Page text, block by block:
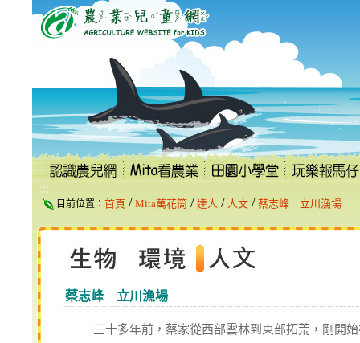
到
內
容
區
:::
目前位置： 首頁 / Mita萬花筒 / 達人 / 人文 / 蔡志峰 立川漁場
蔡志峰 立川漁場
三十多年前，蔡家從西部雲林到東部拓荒，剛開始